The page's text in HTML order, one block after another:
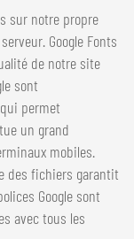
sur notre propre
Google Fonts
de notre site
sont
permet
un grand
mobiles.
des fichiers garantit
Google sont
avec tous les